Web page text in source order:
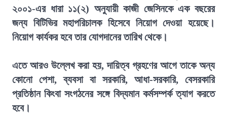
২০০১-এর ধারা ১১(২) অনুযায়ী কাজী জেসিনকে এক বছরের
জন্য বিটিভির মহাপরিচালক হিসেবে নিয়োগ দেওয়া হয়েছে।
নিয়োগ কার্যকর হবে তার যোগদানের তারিখ থেকে।
এতে আরও উল্লেখ করা হয়, দায়িত্ব গ্রহণের আগে তাকে অন্য
কোনো পেশা, ব্যবসা বা সরকারি, আধা-সরকারি, বেসরকারি
প্রতিষ্ঠান কিংবা সংগঠনের সঙ্গে বিদ্যমান কর্মসম্পর্ক ত্যাগ করতে
হবে।